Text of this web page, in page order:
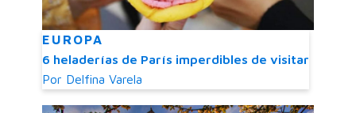
EUROPA
6 heladerías de París imperdibles de visitar
Por Delfina Varela